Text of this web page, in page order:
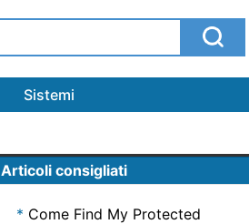
Sistemi
Articoli consigliati
Come Find My Protected